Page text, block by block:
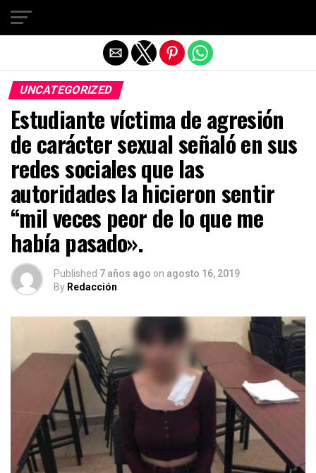
UNCATEGORIZED
Estudiante víctima de agresión
de carácter sexual señaló en sus
redes sociales que las
autoridades la hicieron sentir
“mil veces peor de lo que me
había pasado».
Published 7 años ago on agosto 16, 2019
By Redacción